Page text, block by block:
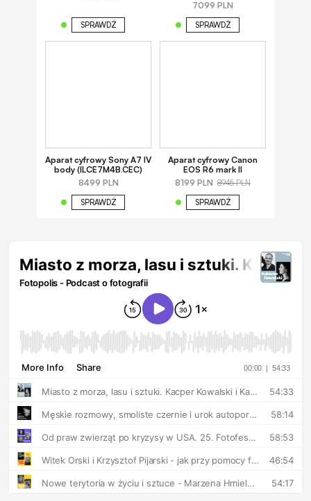
SPRAWDŹ
7099 PLN
SPRAWDŹ
Aparat cyfrowy Sony A7 IV
body (ILCE7M4B.CEC)
8499 PLN
SPRAWDŹ
Aparat cyfrowy Canon
EOS R6 mark II
8199 PLN 8945 PLN
SPRAWDŹ